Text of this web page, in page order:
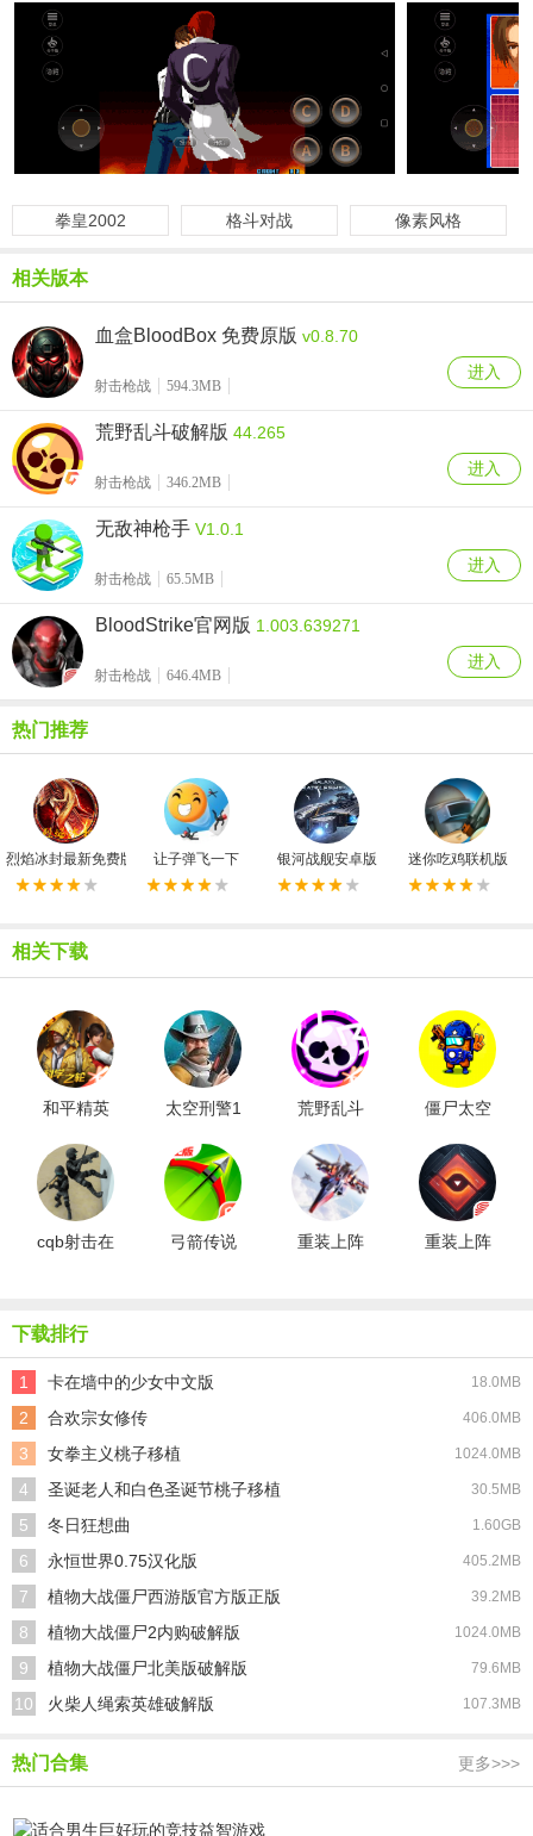
拳皇2002 格斗对战 像素风格
相关版本
血盒BloodBox 免费原版 v0.8.70
射击枪战 594.3MB
进入
荒野乱斗破解版 44.265
射击枪战 346.2MB
进入
无敌神枪手 V1.0.1
射击枪战 65.5MB
进入
BloodStrike官网版 1.003.639271
射击枪战 646.4MB
进入
热门推荐
烈焰冰封最新免费版 让子弹飞一下 银河战舰安卓版 迷你吃鸡联机版
相关下载
和平精英
太空刑警1
荒野乱斗
戏最新版
僵尸太空
cqb射击在
弓箭传说
重装上阵
重装上阵
下载排行
1 卡在墙中的少女中文版 18.0MB
2 合欢宗女修传 406.0MB
3 女拳主义桃子移植 1024.0MB
4 圣诞老人和白色圣诞节桃子移植 30.5MB
5 冬日狂想曲 1.60GB
6 永恒世界0.75汉化版 405.2MB
7 植物大战僵尸西游版官方版正版 39.2MB
8 植物大战僵尸2内购破解版 1024.0MB
9 植物大战僵尸北美版破解版 79.6MB
10 火柴人绳索英雄破解版 107.3MB
热门合集 更多>>>